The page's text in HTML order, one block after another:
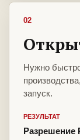
02
Нужно
запуск.
РЕЗУЛЬТАТ
Разрешение